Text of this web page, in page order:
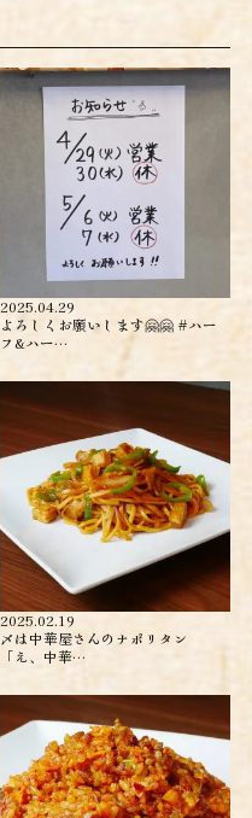
2025.04.29
よろしくお願いします🤗🤗 #ハー
フ&ハー…
2025.02.19
〆は中華屋さんのナポリタン
「え、中華…